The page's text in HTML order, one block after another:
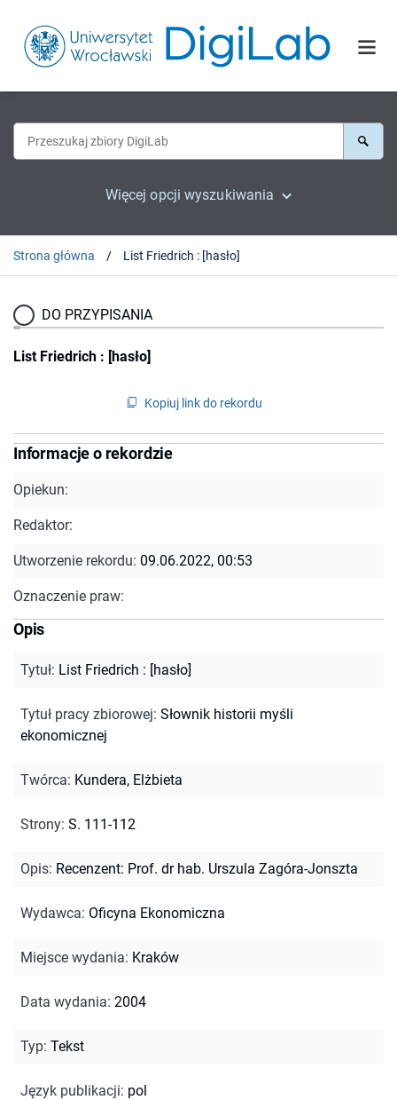
Więcej opcji wyszukiwania
Strona główna List Friedrich : [hasło]
DO PRZYPISANIA
List Friedrich : [hasło]
Kopiuj link do rekordu
Informacje o rekordzie
Opiekun:
Redaktor:
Utworzenie rekordu: 09.06.2022, 00:53
Oznaczenie praw:
Opis
Tytuł: List Friedrich : [hasło]
Tytuł pracy zbiorowej: Słownik historii myśli
ekonomicznej
Twórca: Kundera, Elżbieta
Strony: S. 111-112
Opis: Recenzent: Prof. dr hab. Urszula Zagóra-Jonszta
Wydawca: Oficyna Ekonomiczna
Miejsce wydania: Kraków
Data wydania: 2004
Typ: Tekst
Język publikacji: pol